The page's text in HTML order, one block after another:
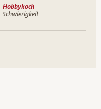
Hobbykoch
Schwierigkeit